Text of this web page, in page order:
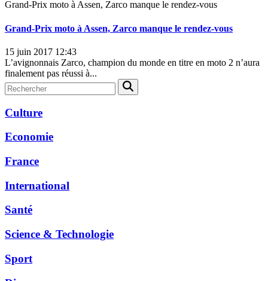
Grand-Prix moto à Assen, Zarco manque le rendez-vous
Grand-Prix moto à Assen, Zarco manque le rendez-vous
15 juin 2017 12:43
L’avignonnais Zarco, champion du monde en titre en moto 2 n’aura
finalement pas réussi à...
Culture
Economie
France
International
Santé
Science & Technologie
Sport